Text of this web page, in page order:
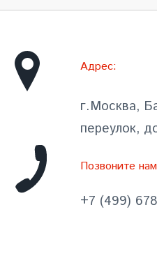
Адрес:
г.Москва,
переулок,
Позвоните
+7 (499)